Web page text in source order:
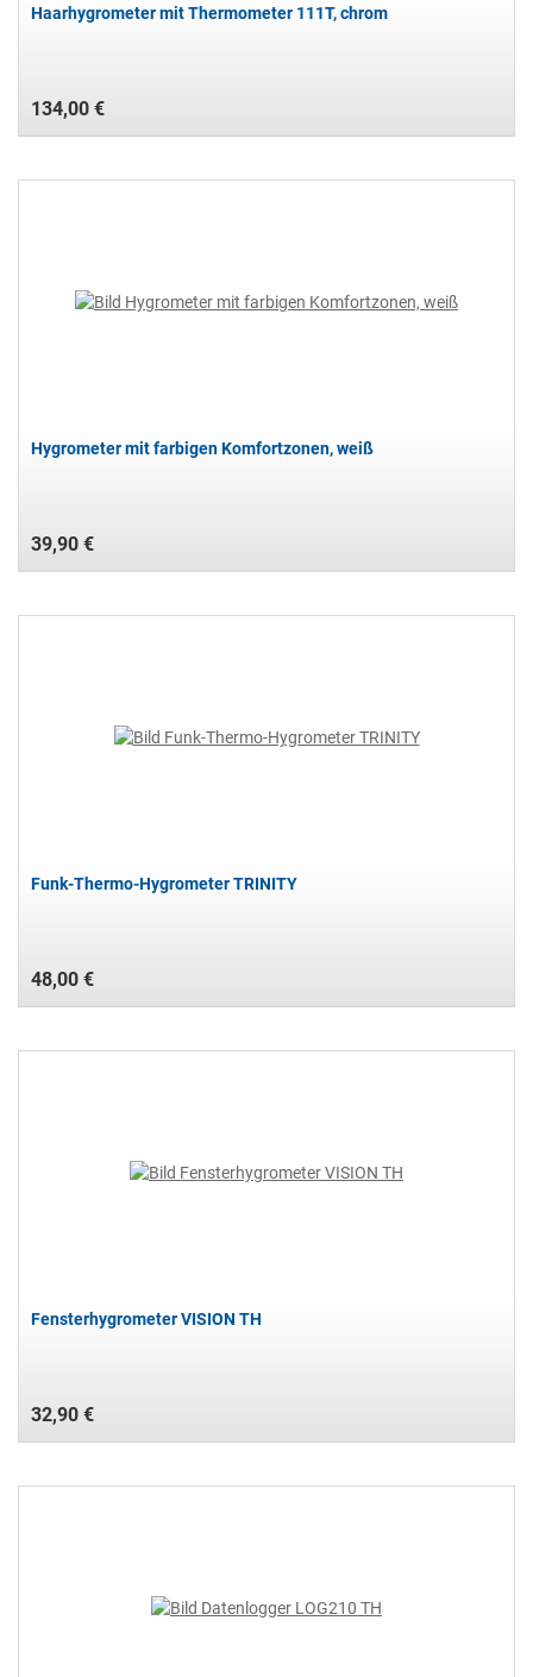
Haarhygrometer mit Thermometer 111T, chrom
134,00 €
Hygrometer mit farbigen Komfortzonen, weiß
39,90 €
Funk-Thermo-Hygrometer TRINITY
48,00 €
Fensterhygrometer VISION TH
32,90 €